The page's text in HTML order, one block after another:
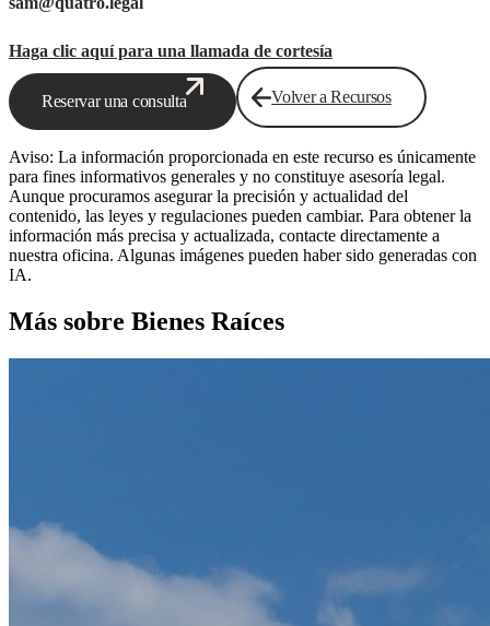
Haga clic aquí para una llamada de cortesía
Reservar una consulta Volver a Recursos
Aviso: La información proporcionada en este recurso es únicamente
para fines informativos generales y no constituye asesoría legal.
Aunque procuramos asegurar la precisión y actualidad del
contenido, las leyes y regulaciones pueden cambiar. Para obtener la
información más precisa y actualizada, contacte directamente a
nuestra oficina. Algunas imágenes pueden haber sido generadas con
IA.
Más sobre Bienes Raíces